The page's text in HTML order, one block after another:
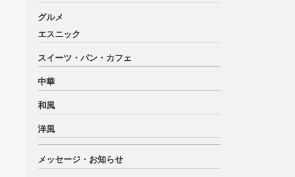
グルメ
エスニック
スイーツ・パン・カフェ
中華
和風
洋風
メッセージ・お知らせ